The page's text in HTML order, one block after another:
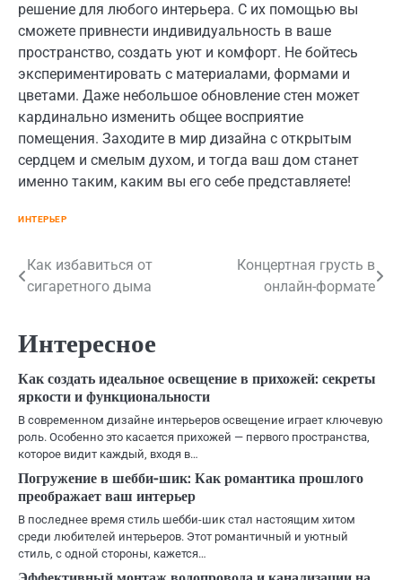
решение для любого интерьера. С их помощью вы
сможете привнести индивидуальность в ваше
пространство, создать уют и комфорт. Не бойтесь
экспериментировать с материалами, формами и
цветами. Даже небольшое обновление стен может
кардинально изменить общее восприятие
помещения. Заходите в мир дизайна с открытым
сердцем и смелым духом, и тогда ваш дом станет
именно таким, каким вы его себе представляете!
ИНТЕРЬЕР
Навигация
записям
Как избавиться от
сигаретного дыма
Концертная грусть в
онлайн-формате
Интересное
Как создать идеальное освещение в прихожей: секреты
яркости и функциональности
В современном дизайне интерьеров освещение играет ключевую
роль. Особенно это касается прихожей — первого пространства,
которое видит каждый, входя в…
Погружение в шебби-шик: Как романтика прошлого
преображает ваш интерьер
В последнее время стиль шебби-шик стал настоящим хитом
среди любителей интерьеров. Этот романтичный и уютный
стиль, с одной стороны, кажется…